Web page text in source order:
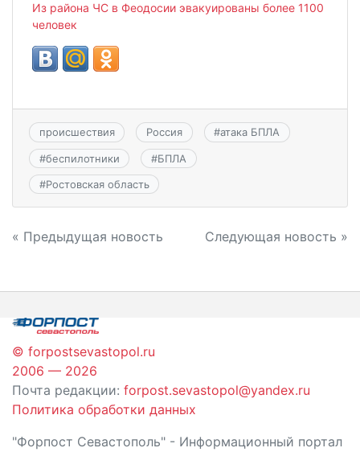
Из района ЧС в Феодосии эвакуированы более 1100
человек
происшествия Россия #атака БПЛА
#беспилотники #БПЛА
#Ростовская область
Навигация
записям
« Предыдущая новость Следующая новость »
© forpostsevastopol.ru
2006 — 2026
Почта редакции: forpost.sevastopol@yandex.ru
Политика обработки данных
"Форпост Севастополь" - Информационный портал